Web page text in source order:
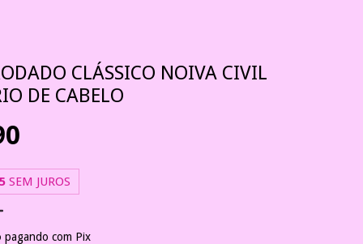
CLÁSSICO NOIVA CIVIL
DE CABELO
SEM JUROS
pagando com Pix